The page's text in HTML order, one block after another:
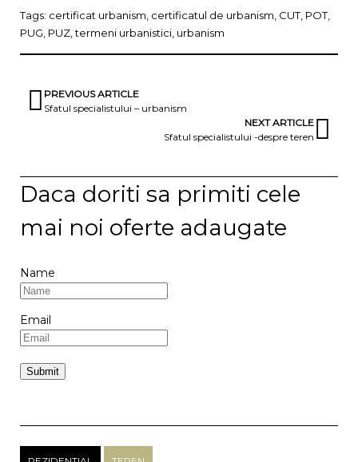
Tags: certificat urbanism certificatul de urbanism CUT, POT,
PUG PUZ ,termeni urbanistici urbanism
PREVIOUS ARTICLE
Sfatul specialistului – urbanism
NEXT ARTICLE
Sfatul specialistului -despre teren
Daca doriti sa primiti cele
mai noi oferte adaugate
Name
Email